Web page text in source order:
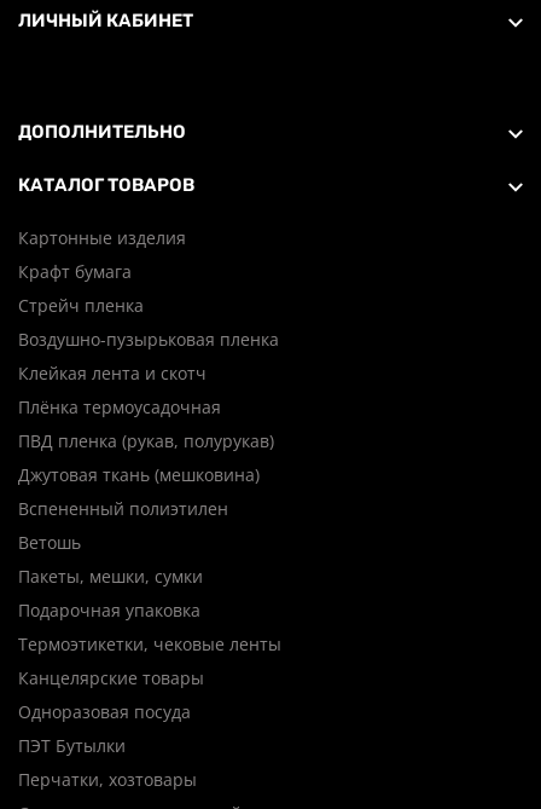
ЛИЧНЫЙ КАБИНЕТ
ДОПОЛНИТЕЛЬНО
КАТАЛОГ ТОВАРОВ
Картонные изделия
Крафт бумага
Стрейч пленка
Воздушно-пузырьковая пленка
Клейкая лента и скотч
Плёнка термоусадочная
ПВД пленка (рукав, полурукав)
Джутовая ткань (мешковина)
Вспененный полиэтилен
Ветошь
Пакеты, мешки, сумки
Подарочная упаковка
Термоэтикетки, чековые ленты
Канцелярские товары
Одноразовая посуда
ПЭТ Бутылки
Перчатки, хозтовары